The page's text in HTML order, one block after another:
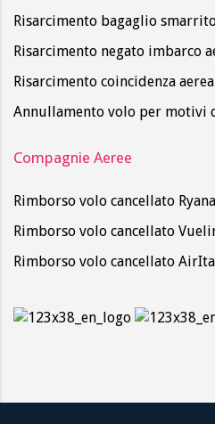
Risarcimento bagaglio
Risarcimento negato imbarco
Risarcimento coincidenza
Annullamento volo per motivi
Compagnie Aeree
Rimborso volo cancellato
Rimborso volo cancellato
Rimborso volo cancellato